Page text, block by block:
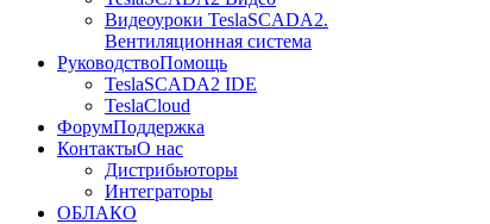
Видеоуроки TeslaSCADA2.
Вентиляционная система
РуководствоПомощь
TeslaSCADA2 IDE
TeslaCloud
ФорумПоддержка
КонтактыО нас
Дистрибьюторы
Интеграторы
ОБЛАКО